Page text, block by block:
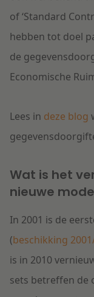
of ‘Standard
hebben tot doel
de
Economische
Lees in deze blog
Wat is het
nieuwe
In 2001 is de
(beschikking
is in 2010
sets betreffen de